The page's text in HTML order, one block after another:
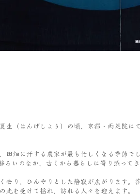
生（はんげしょう）の頃、京都・両足院に
田畑に汗する農家が最も忙しくなる季節で
ろいのなか、古くから暮らしに寄り添って
去り、ひんやりとした静寂が広がります
光を受けて揺れ、訪れる人々を迎えます。